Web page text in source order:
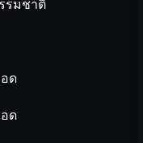
รมชาติ
ด
ด